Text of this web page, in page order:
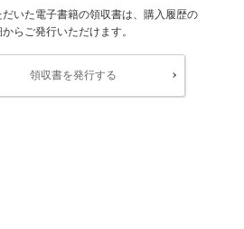
だいた電子書籍の領収書は、購入履歴の
らご発行いただけます。
領収書を発行する